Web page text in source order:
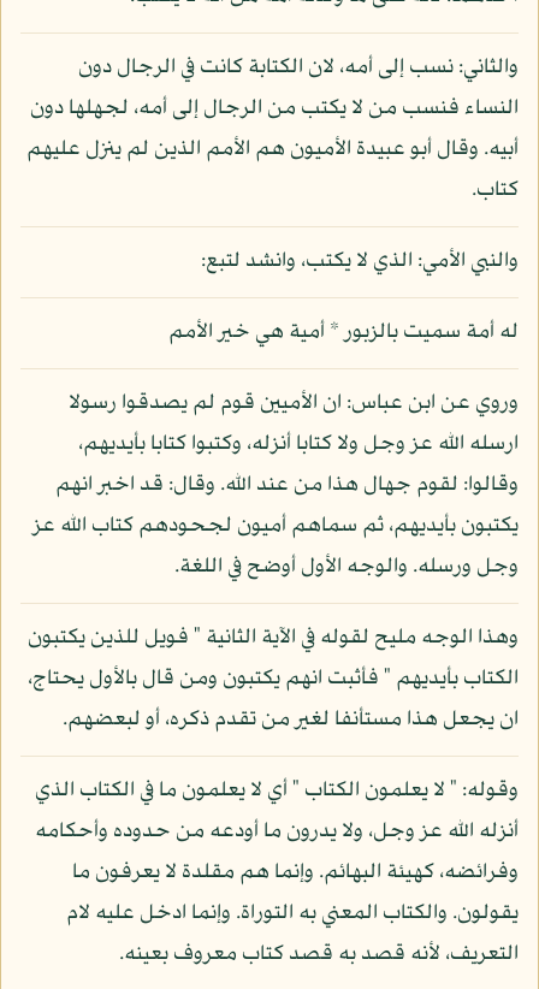
والثاني: نسب إلى أمه، لان الكتابة كانت في الرجال دون
النساء فنسب من لا يكتب من الرجال إلى أمه، لجهلها دون
أبيه. وقال أبو عبيدة الأميون هم الأمم الذين لم ينزل عليهم
كتاب.
والنبي الأمي: الذي لا يكتب، وانشد لتبع:
له أمة سميت بالزبور * أمية هي خير الأمم
وروي عن ابن عباس: ان الأميين قوم لم يصدقوا رسولا
ارسله الله عز وجل ولا كتابا أنزله، وكتبوا كتابا بأيديهم،
وقالوا: لقوم جهال هذا من عند الله. وقال: قد اخبر انهم
يكتبون بأيديهم، ثم سماهم أميون لجحودهم كتاب الله عز
وجل ورسله. والوجه الأول أوضح في اللغة.
وهذا الوجه مليح لقوله في الآية الثانية " فويل للذين يكتبون
الكتاب بأيديهم " فأثبت انهم يكتبون ومن قال بالأول يحتاج،
ان يجعل هذا مستأنفا لغير من تقدم ذكره، أو لبعضهم.
وقوله: " لا يعلمون الكتاب " أي لا يعلمون ما في الكتاب الذي
أنزله الله عز وجل، ولا يدرون ما أودعه من حدوده وأحكامه
وفرائضه، كهيئة البهائم. وإنما هم مقلدة لا يعرفون ما
يقولون. والكتاب المعني به التوراة. وإنما ادخل عليه لام
التعريف، لأنه قصد به قصد كتاب معروف بعينه.